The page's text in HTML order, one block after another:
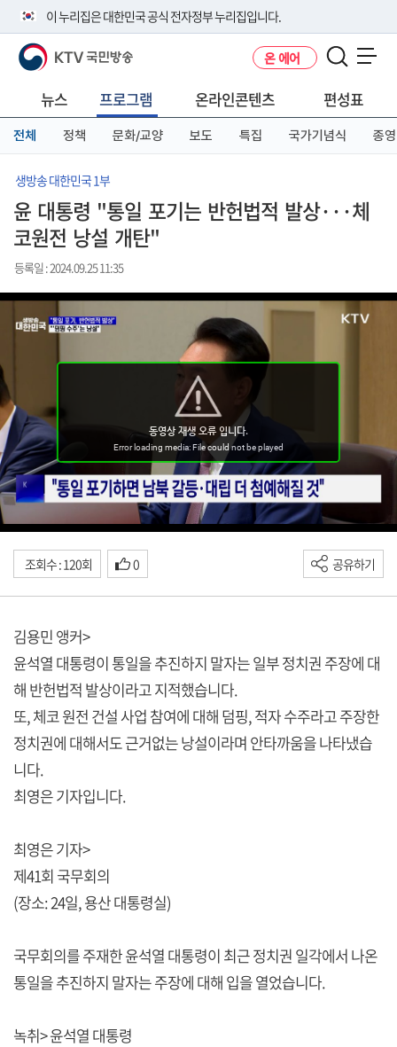
이 누리집은 대한민국 공식 전자정부 누리집입니다.
공식 누리집 주소 확인하기
니다.
이밖에 or.kr 또는 .kr등 다른 도메인 주소를 사용하고 있다면 아래 URL에
서 도메인 주소를 확인해 보세요
KTV 국민방송 온 에어
뉴스 프로그램 온라인콘텐츠 편성표
전체 정책 문화/교양 보도 특집 국가기념식 종영
생방송 대한민국 1부
윤 대통령 "통일 포기는 반헌법적 발상···체
코원전 낭설 개탄"
등록일 : 2024.09.25 11:35
조회수 : 120회 0 공유하기
김용민 앵커>
윤석열 대통령이 통일을 추진하지 말자는 일부 정치권 주장에 대
해 반헌법적 발상이라고 지적했습니다.
또, 체코 원전 건설 사업 참여에 대해 덤핑, 적자 수주라고 주장한
정치권에 대해서도 근거없는 낭설이라며 안타까움을 나타냈습
니다.
최영은 기자입니다.
최영은 기자>
제41회 국무회의
(장소: 24일, 용산 대통령실)
국무회의를 주재한 윤석열 대통령이 최근 정치권 일각에서 나온
통일을 추진하지 말자는 주장에 대해 입을 열었습니다.
녹취> 윤석열 대통령